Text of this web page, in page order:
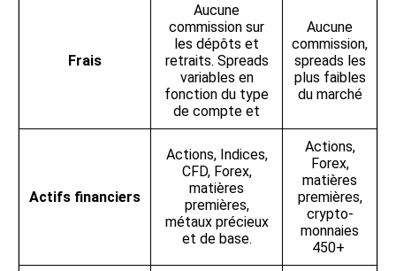
Frais
Aucune
commission sur
les dépôts et
retraits. Spreads
variables en
fonction du type
de compte et
Aucune
commission,
spreads les
plus faibles
du marché
Actifs financiers
Actions, Indices,
CFD, Forex,
matières
premières,
métaux précieux
et de base.
Actions,
Forex,
matières
premières,
crypto-
monnaies
450+